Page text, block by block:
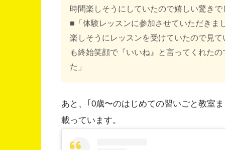
時間楽しそうにしていたので嬉しい驚きで
■「体験レッスンに参加させていただきま
楽しそうにレッスンを受けていたので見
も終始笑顔で『いいね』と言ってくれた
た」
あと、｢0歳〜のはじめての習いごと教室
載っています。